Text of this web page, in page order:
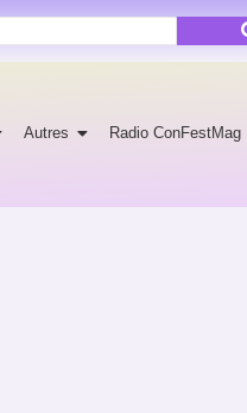
Autres Radio ConFestMag